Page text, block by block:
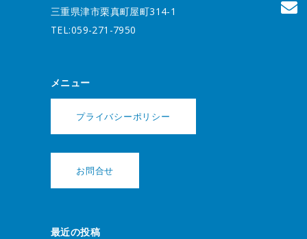
三重県津市栗真町屋町314-1
TEL:059-271-7950
メニュー
プライバシーポリシー
お問合せ
最近の投稿